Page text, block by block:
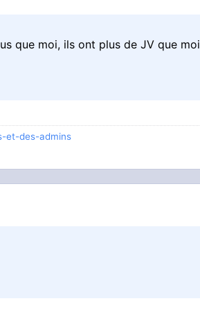
que moi, ils ont plus de JV que moi
et-des-admins